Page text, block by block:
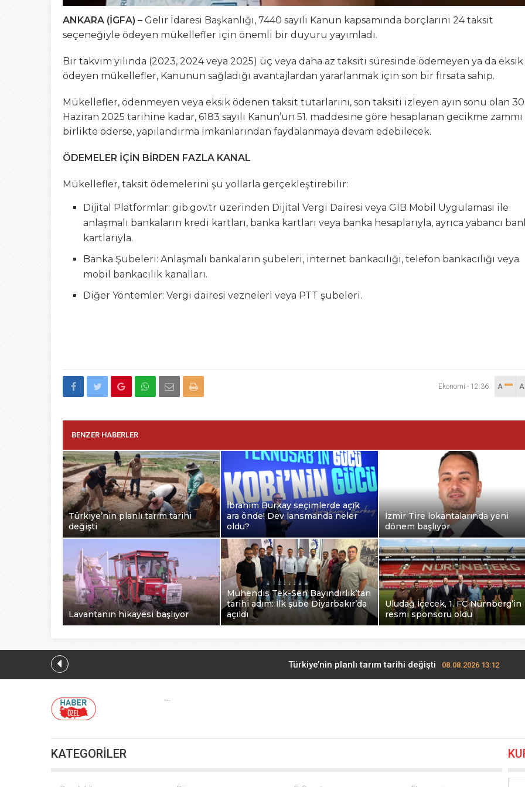
ANKARA (İGFA) – Gelir İdaresi Başkanlığı, 7440 sayılı Kanun kapsamında borçlarını 24 taksit
seçeneğiyle ödeyen mükellefler için önemli bir duyuru yayımladı.
Bir takvim yılında (2023, 2024 veya 2025) üç veya daha az taksiti süresinde ödemeyen ya da eksik
ödeyen mükellefler, Kanunun sağladığı avantajlardan yararlanmak için son bir fırsata sahip.
Mükellefler, ödenmeyen veya eksik ödenen taksit tutarlarını, son taksiti izleyen ayın sonu olan 30
Haziran 2025 tarihine kadar, 6183 sayılı Kanun’un 51. maddesine göre hesaplanan gecikme
birlikte öderse, yapılandırma imkanlarından faydalanmaya devam edebilecek.
ÖDEMELER İÇİN BİRDEN FAZLA KANAL
Mükellefler, taksit ödemelerini şu yollarla gerçekleştirebilir:
Dijital Platformlar: gib.gov.tr üzerinden Dijital Vergi Dairesi veya GİB Mobil Uygulaması ile
anlaşmalı bankaların kredi kartları, banka kartları veya banka hesaplarıyla, ayrıca yabancı
kartlarıyla.
Banka Şubeleri: Anlaşmalı bankaların şubeleri, internet bankacılığı, telefon bankacılığı veya
mobil bankacılık kanalları.
Diğer Yöntemler: Vergi dairesi vezneleri veya PTT şubeleri.
Ekonomi - 12:36 A
BENZER HABERLER
Türkiye’nin planlı tarım tarihi
değişti
İbrahim Burkay seçimlerde açık
ara önde! Dev lansmanda neler
oldu?
İzmir Tire lokantalarında yeni
dönem başlıyor
Lavantanın hikayesi başlıyor
Mühendis Tek-Sen Bayındırlık’tan
tarihi adım: İlk şube Diyarbakır’da
açıldı
Uludağ İçecek, 1. FC Nürnberg’in
resmi sponsoru oldu
Türkiye’nin planlı tarım tarihi değişti 08.08.2026 13:12
Mühendis Tek-Sen Bayındırlık’tan tarihi adım: İlk şube Diyarbakır’da açıldı
...
KATEGORİLER